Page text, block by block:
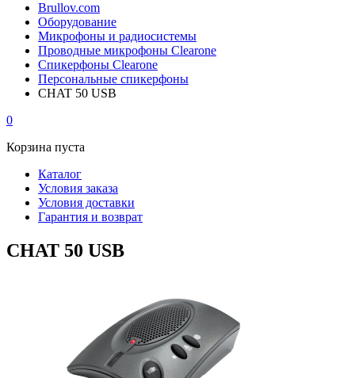
Brullov.com
Оборудование
Микрофоны и радиосистемы
Проводные микрофоны Clearone
Спикерфоны Clearone
Персональные спикерфоны
CHAT 50 USB
0
Корзина пуста
Каталог
Условия заказа
Условия доставки
Гарантия и возврат
CHAT 50 USB